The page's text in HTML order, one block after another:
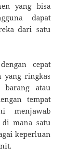
yang bisa
dapat
dari satu
cepat
yang ringkas
atau
tempat
menjawab
mana satu
keperluan